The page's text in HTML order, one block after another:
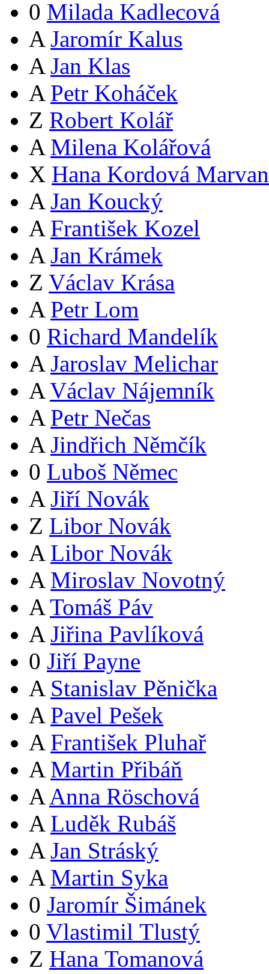
0 Milada Kadlecová
A Jaromír Kalus
A Jan Klas
A Petr Koháček
Z Robert Kolář
A Milena Kolářová
X Hana Kordová
A Jan Koucký
A František Kozel
A Jan Krámek
Z Václav Krása
A Petr Lom
0 Richard Mandelík
A Jaroslav Melichar
A Václav Nájemník
A Petr Nečas
A Jindřich Němčík
0 Luboš Němec
A Jiří Novák
Z Libor Novák
A Libor Novák
A Miroslav Novotný
A Tomáš Páv
A Jiřina Pavlíková
0 Jiří Payne
A Stanislav Pěnička
A Pavel Pešek
A František Pluhař
A Martin Přibáň
A Anna Röschová
A Luděk Rubáš
A Jan Stráský
A Martin Syka
0 Jaromír Šimánek
0 Vlastimil Tlustý
Z Hana Tomanová